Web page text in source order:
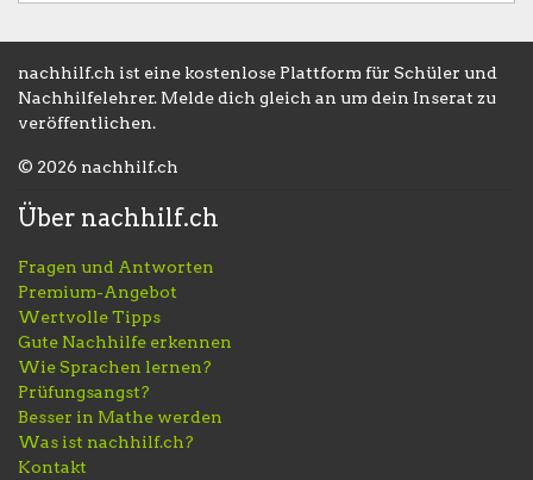
nachhilf.ch ist eine kostenlose Plattform für Schüler und
Nachhilfelehrer. Melde dich gleich an um dein Inserat zu
veröffentlichen.
© 2026 nachhilf.ch
Über nachhilf.ch
Fragen und Antworten
Premium-Angebot
Wertvolle Tipps
Gute Nachhilfe erkennen
Wie Sprachen lernen?
Prüfungsangst?
Besser in Mathe werden
Was ist nachhilf.ch?
Kontakt